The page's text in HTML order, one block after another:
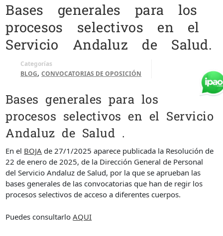
Bases generales para los
procesos selectivos en el
Servicio Andaluz de Salud.
Categorías
BLOG,CONVOCATORIAS DE OPOSICIÓN
Bases generales para los
procesos selectivos en el Servicio
Andaluz de Salud .
En el BOJA de 27/1/2025 aparece publicada la Resolución de
22 de enero de 2025, de la Dirección General de Personal
del Servicio Andaluz de Salud, por la que se aprueban las
bases generales de las convocatorias que han de regir los
procesos selectivos de acceso a diferentes cuerpos.
Puedes consultarloAQUI